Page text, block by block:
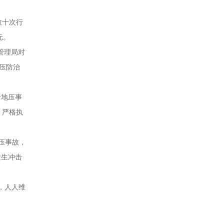
十次行
理局对
防治
压事
格执
事故，
冲击
人人维